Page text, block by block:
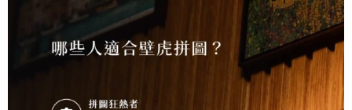
一分鐘開箱【歡迎回家】快樂小狗勾 1:00
GECKO POWER PUZZLE ENGLISH DEMONSTRATION 2:38